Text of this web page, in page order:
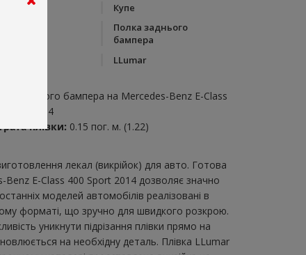
Тип кузову
Купе
Полка заднього
бампера
LLumar
заднього бампера на Mercedes-Benz E-Class
Sport 2014
плівки: 0.15 пог. м. (1.22)
лекал (викрійок) для авто. Готова
Benz E-Class 400 Sport 2014 дозволяє значно
моделей автомобілів реалізовані в
форматі, що зручно для швидкого розкрою.
уникнути підрізання плівки прямо на
на необхідну деталь. Плівка LLumar